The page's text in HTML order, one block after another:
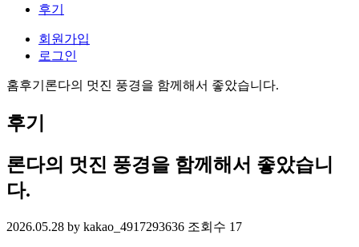
후기
회원가입
로그인
홈후기 론다의 멋진 풍경을 함께해서 좋았습니다.
후기
론다의 멋진 풍경을 함께해서 좋았습니
다.
2026.05.28 by kakao_4917293636 조회수 17